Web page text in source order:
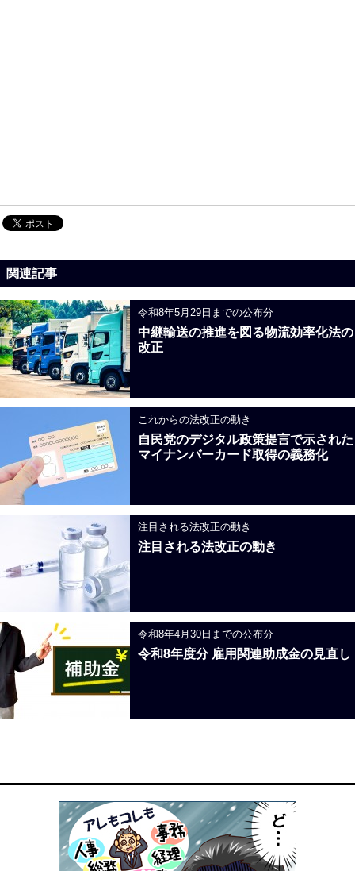
関連記事
令和8年5月29日までの公布分
中継輸送の推進を図る物流効率化法の
改正
これからの法改正の動き
自民党のデジタル政策提言で示された
マイナンバーカード取得の義務化
注目される法改正の動き
注目される法改正の動き
令和8年4月30日までの公布分
令和8年度分 雇用関連助成金の見直し